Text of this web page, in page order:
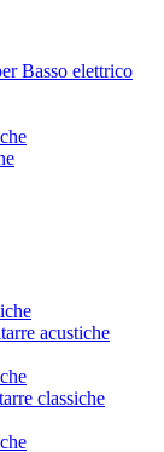
Basso elettrico
acustiche
classiche